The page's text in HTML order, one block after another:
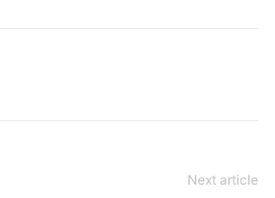
Next article